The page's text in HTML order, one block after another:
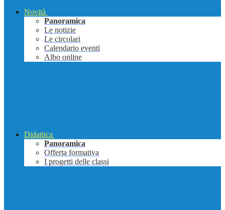
Novità
Panoramica
Le notizie
Le circolari
Calendario eventi
Albo online
Didattica
Panoramica
Offerta formativa
I progetti delle classi